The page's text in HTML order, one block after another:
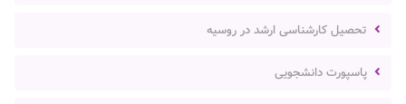
تحصیل کارشناسی ارشد در روسیه
پاسپورت دانشجویی